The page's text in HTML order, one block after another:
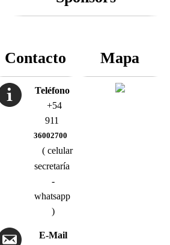
Contacto
Teléfono
+54
911
36002700
( celular
secretaría
-
whatsapp
)
E-Mail
Mapa